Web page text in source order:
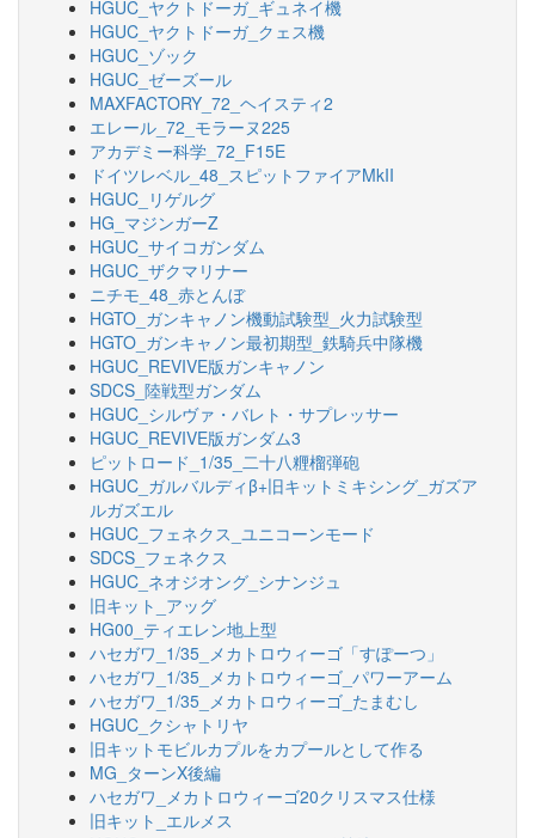
HGUC_ヤクトドーガ_ギュネイ機
HGUC_ヤクトドーガ_クェス機
HGUC_ゾック
HGUC_ゼーズール
MAXFACTORY_72_ヘイスティ2
エレール_72_モラーヌ225
アカデミー科学_72_F15E
ドイツレベル_48_スピットファイアMkII
HGUC_リゲルグ
HG_マジンガーZ
HGUC_サイコガンダム
HGUC_ザクマリナー
ニチモ_48_赤とんぼ
HGTO_ガンキャノン機動試験型_火力試験型
HGTO_ガンキャノン最初期型_鉄騎兵中隊機
HGUC_REVIVE版ガンキャノン
SDCS_陸戦型ガンダム
HGUC_シルヴァ・バレト・サプレッサー
HGUC_REVIVE版ガンダム3
ピットロード_1/35_二十八糎榴弾砲
HGUC_ガルバルディβ+旧キットミキシング_ガズア
ルガズエル
HGUC_フェネクス_ユニコーンモード
SDCS_フェネクス
HGUC_ネオジオング_シナンジュ
旧キット_アッグ
HG00_ティエレン地上型
ハセガワ_1/35_メカトロウィーゴ「すぽーつ」
ハセガワ_1/35_メカトロウィーゴ_パワーアーム
ハセガワ_1/35_メカトロウィーゴ_たまむし
HGUC_クシャトリヤ
旧キットモビルカプルをカプールとして作る
MG_ターンX後編
ハセガワ_メカトロウィーゴ20クリスマス仕様
旧キット_エルメス